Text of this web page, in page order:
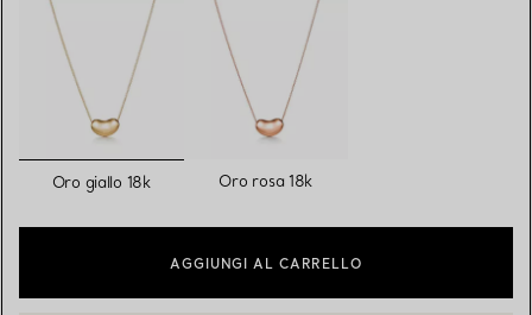
selezionato/i
Oro giallo 18k Oro rosa 18k
AGGIUNGI AL CARRELLO